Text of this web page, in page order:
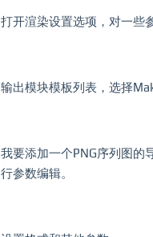
打开渲染设置选项，对一些
输出模块模板列表，选择
我要添加一个PNG序列图的
行参数编辑。